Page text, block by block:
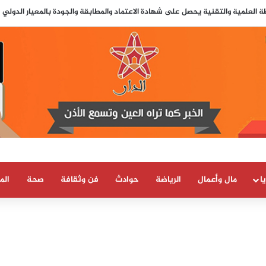
اشتدت حملات التشويه: لماذا تحوّل الإعلام الإسباني إلى ساحة مواجهة مع
مال وأعمال الرياضة حوادث فن وثقافة صحة